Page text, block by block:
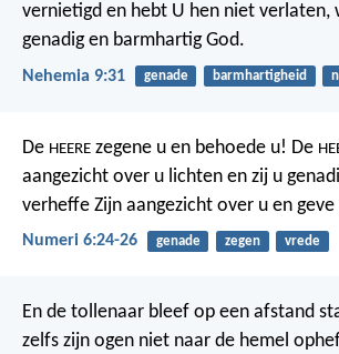
vernietigd en hebt U hen niet verlaten,
genadig en barmhartig God.
Nehemia 9:31 genade barmhartigheid
De HEERE zegene u en behoede u! De
aangezicht over u lichten en zij u
verheffe Zijn aangezicht over u en
Numeri 6:24-26 genade zegen vrede
En de tollenaar bleef op een afstand
zelfs zijn ogen niet naar de hemel